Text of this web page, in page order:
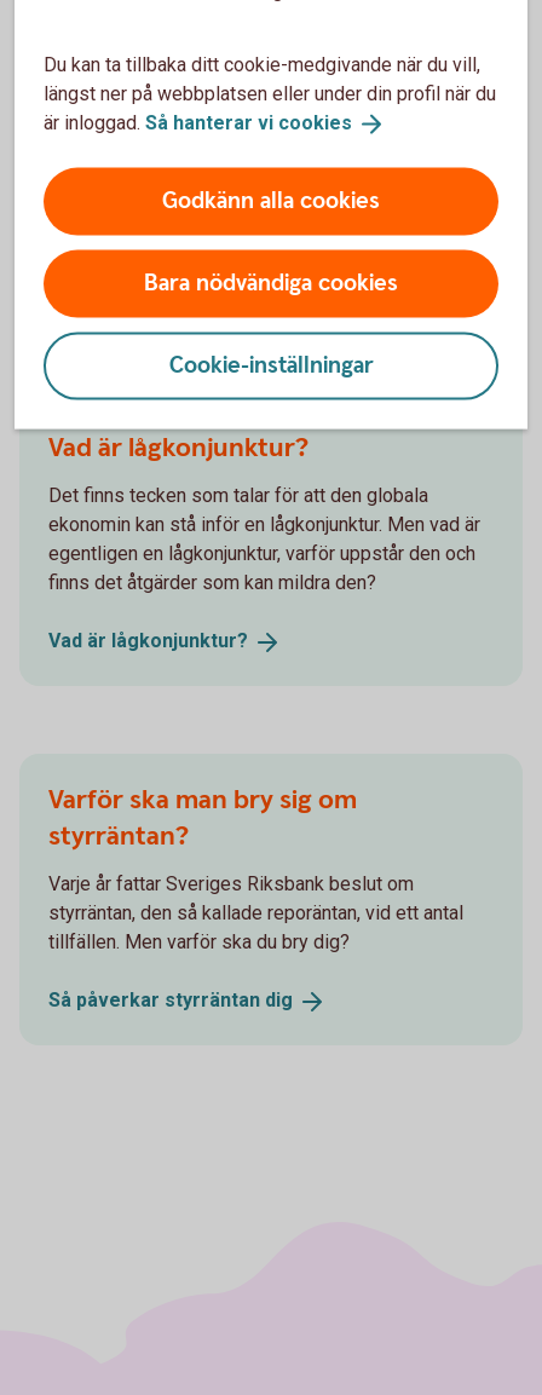
förhöjt kostnadsläge kan i förlängningen innebära
sämre konkurrenskraft för företagen och att man
tvingas avskeda. Om fler blir arbetslösa minskar
den sammanlagda konsumtionen i landet och
tillväxten minskar, vilket ytterligare kan spä på den
schack, är en delikat balansgång.
Andra läser också
Vad är lågkonjunktur?
Det finns tecken som talar för att den globala
ekonomin kan stå inför en lågkonjunktur. Men vad är
egentligen en lågkonjunktur, varför uppstår den och
finns det åtgärder som kan mildra den?
Vad är lågkonjunktur?
Varför ska man bry sig om
styrräntan?
Varje år fattar Sveriges Riksbank beslut om
styrräntan, den så kallade reporäntan, vid ett antal
tillfällen. Men varför ska du bry dig?
Så påverkar styrräntan dig
Du kan ta tillbaka ditt cookie-medgivande när du vill,
längst ner på webbplatsen eller under din profil när du
är inloggad. Så hanterar vi cookies
Godkänn alla cookies
Bara nödvändiga cookies
Cookie-inställningar